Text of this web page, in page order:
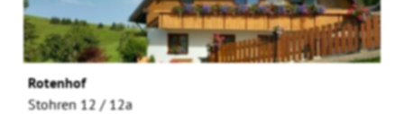
Rotenhof
Stohren 12 / 12a